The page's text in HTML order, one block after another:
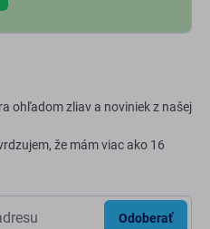
ohľadom zliav a noviniek z našej
že mám viac ako 16
Odoberať